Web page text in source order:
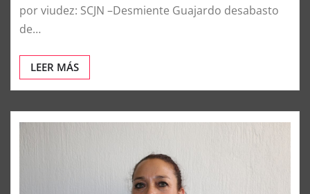
por viudez: SCJN –Desmiente Guajardo desabasto
de…
LEER MÁS